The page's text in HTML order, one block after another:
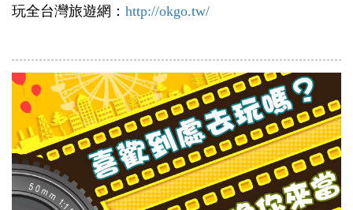
玩全台灣旅遊網： http://okgo.tw/